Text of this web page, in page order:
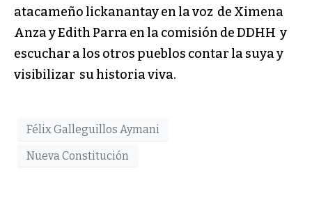
atacameño lickanantay en la voz de Ximena
Anza y Edith Parra en la comisión de DDHH y
escuchar a los otros pueblos contar la suya y
visibilizar su historia viva.
Félix Galleguillos Aymani
Nueva Constitución